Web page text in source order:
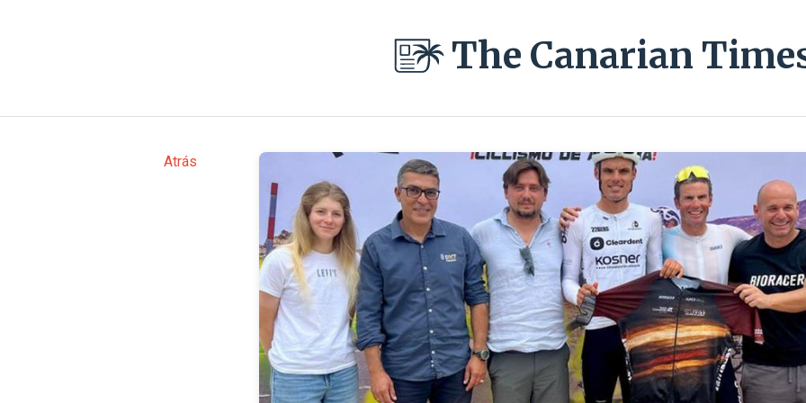
The Canarian
Atrás